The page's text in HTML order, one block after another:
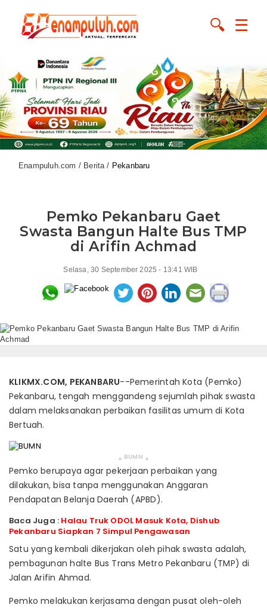
☰
🔍
Enampuluh.com / Berita / Pekanbaru
Pemko Pekanbaru Gaet
Swasta Bangun Halte Bus TMP
di Arifin Achmad
Selasa, 30 September 2025 - 13:41 WIB
KLIKMX.COM, PEKANBARU--Pemerintah Kota (Pemko)
Pekanbaru, tengah menggandeng sejumlah pihak swasta
dalam melaksanakan perbaikan fasilitas umum di Kota
Bertuah.
▴ BUMN ▴
Pemko berupaya agar pekerjaan perbaikan yang
dilakukan, bisa tanpa menggunakan Anggaran
Pendapatan Belanja Daerah (APBD).
Baca Juga : Halau Truk ODOL Masuk Kota, Dishub
Pekanbaru Siapkan 7 Simpul Pengawasan
Satu yang kembali dikerjakan oleh pihak swasta adalah,
pembagunan halte Bus Trans Metro Pekanbaru (TMP) di
Jalan Arifin Ahmad.
Pemko melakukan kerjasama dengan pusat oleh-oleh